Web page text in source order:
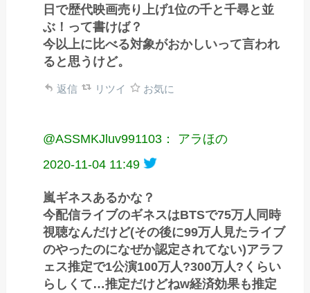
日で歴代映画売り上げ1位の千と千尋と並
ぶ！って書けば？
今以上に比べる対象がおかしいって言われ
ると思うけど。
返信 リツイ お気に
@ASSMKJluv991103： アラほの
2020-11-04 11:49
嵐ギネスあるかな？
今配信ライブのギネスはBTSで75万人同時
視聴なんだけど(その後に99万人見たライブ
のやったのになぜか認定されてない)アラフ
ェス推定で1公演100万人?300万人?くらい
らしくて…推定だけどねw経済効果も推定